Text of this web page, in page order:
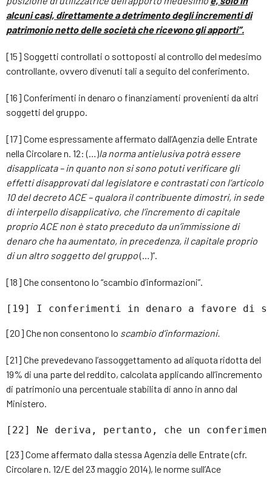
alcuni casi, direttamente a detrimento degli incrementi di
patrimonio netto delle società che ricevono gli apporti”.
[15] Soggetti controllati o sottoposti al controllo del medesimo
controllante, ovvero divenuti tali a seguito del conferimento.
[16] Conferimenti in denaro o finanziamenti provenienti da altri
soggetti del gruppo.
[17] Come espressamente affermato dall’Agenzia delle Entrate
nella Circolare n. 12: (…)la norma antielusiva potrà essere
disapplicata – in quanto non si sono potuti verificare gli
effetti disapprovati dal legislatore e contrastati con l’articolo
10 del decreto ACE – qualora il contribuente dimostri, in sede
di interpello disapplicativo, che l’incremento di capitale
proprio ACE non è stato preceduto da un’immissione di
denaro che ha aumentato, in precedenza, il capitale proprio
di un altro soggetto del gruppo(…)”.
[18] Che consentono lo “scambio d’informazioni”.
[19] I conferimenti in denaro a favore di
[20] Che non consentono lo scambio d’informazioni.
[21] Che prevedevano l’assoggettamento ad aliquota ridotta del
19% di una parte del reddito, calcolata applicando all’incremento
di patrimonio una percentuale stabilita di anno in anno dal
Ministero.
[22] Ne deriva, pertanto, che un
[23] Come affermato dalla stessa Agenzia delle Entrate (cfr.
Circolare n. 12/E del 23 maggio 2014), le norme sull’Ace